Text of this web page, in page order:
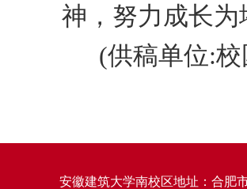
神，努力成长
(供稿单位:校
安徽建筑大学南校区地址：合肥